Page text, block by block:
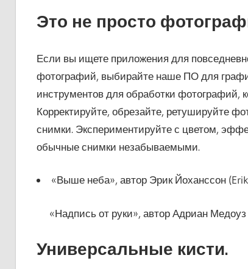
Это не просто
Если вы ищете приложения для
фотографий, выбирайте наше ПО для
инструментов для обработки фотографий,
Корректируйте, обрезайте, ретушируйте
снимки. Экспериментируйте с цветом,
обычные снимки незабываемыми.
«Выше неба», автор Эрик Йоханссон (Erik
«Надпись от руки», автор Адриан Медоуз
Универсальные кисти.